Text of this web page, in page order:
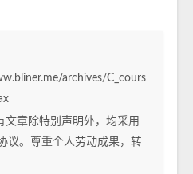
archives/C_cours
文章除特别声明外，均采用
议。尊重个人劳动成果，转